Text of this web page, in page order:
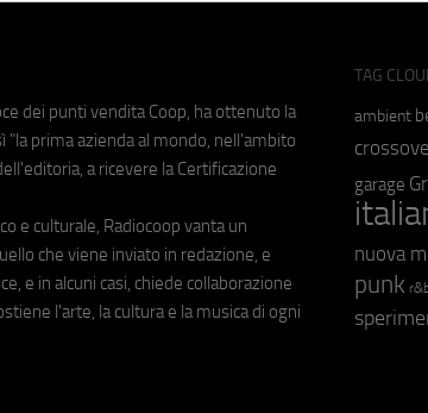
dei punti vendita Coop, ha ottenuto la
"la prima azienda al mondo, nell'ambito
a ricevere la Certificazione
e culturale, Radiocoop vanta un
che viene inviato in redazione, e
e in alcuni casi, chiede collaborazione
l'arte, la cultura e la musica di ogni
TAG
ambient
garage
nuova
punk